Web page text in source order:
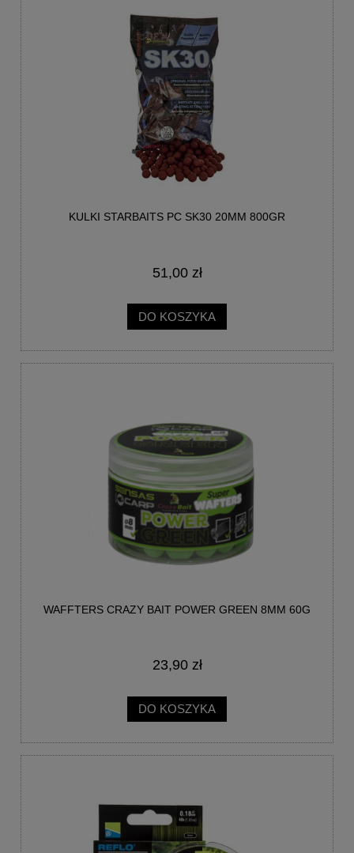
KULKI STARBAITS PC SK30 20MM 800GR
51,00 zł
DO KOSZYKA
WAFFTERS CRAZY BAIT POWER GREEN 8MM 60G
23,90 zł
DO KOSZYKA